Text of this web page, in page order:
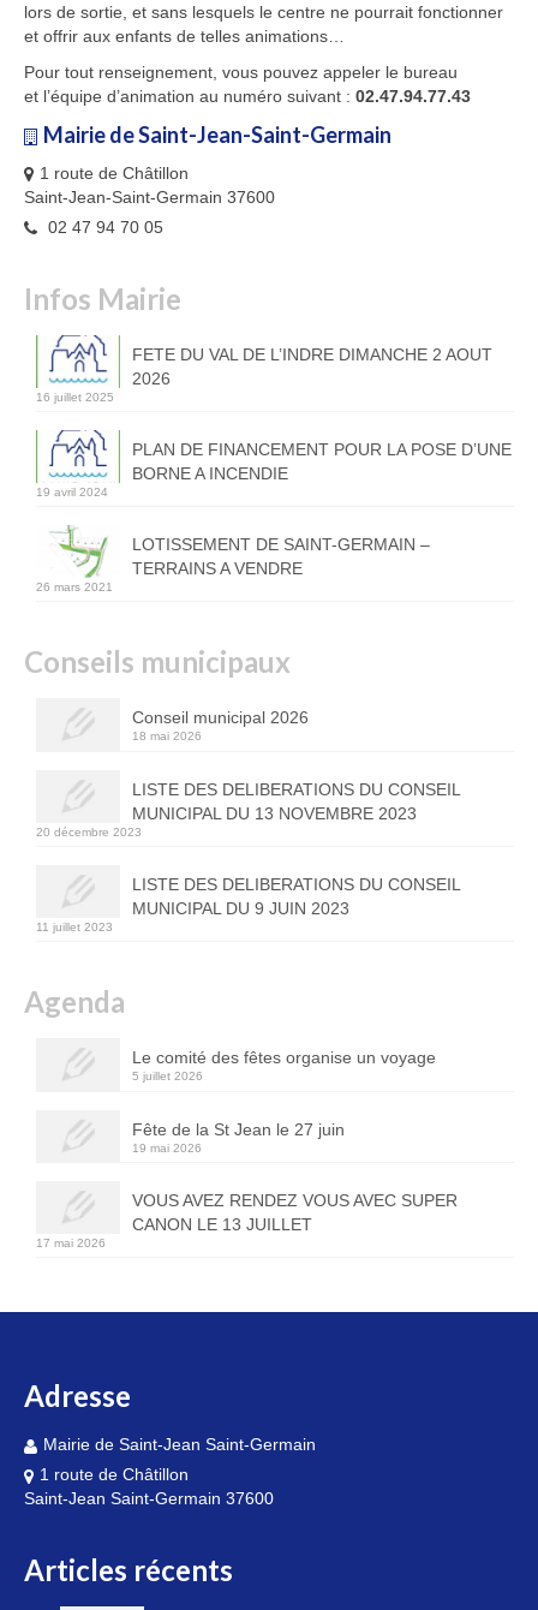
lors de sortie, et sans lesquels le centre ne pourrait fonctionner
et offrir aux enfants de telles animations…
Pour tout renseignement, vous pouvez appeler le bureau
et l’équipe d’animation au numéro suivant : 02.47.94.77.43
Mairie de Saint-Jean-Saint-Germain
1 route de Châtillon
Saint-Jean-Saint-Germain 37600
02 47 94 70 05
Infos Mairie
FETE DU VAL DE L’INDRE DIMANCHE 2 AOUT
2026
16 juillet 2025
PLAN DE FINANCEMENT POUR LA POSE D’UNE
BORNE A INCENDIE
19 avril 2024
LOTISSEMENT DE SAINT-GERMAIN –
TERRAINS A VENDRE
26 mars 2021
Conseils municipaux
Conseil municipal 2026
18 mai 2026
LISTE DES DELIBERATIONS DU CONSEIL
MUNICIPAL DU 13 NOVEMBRE 2023
20 décembre 2023
LISTE DES DELIBERATIONS DU CONSEIL
MUNICIPAL DU 9 JUIN 2023
11 juillet 2023
Agenda
Le comité des fêtes organise un voyage
5 juillet 2026
Fête de la St Jean le 27 juin
19 mai 2026
VOUS AVEZ RENDEZ VOUS AVEC SUPER
CANON LE 13 JUILLET
17 mai 2026
Adresse
Mairie de Saint-Jean Saint-Germain
1 route de Châtillon
Saint-Jean Saint-Germain 37600
Articles récents